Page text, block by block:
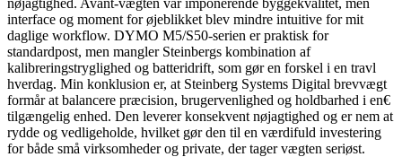
interface og moment for øjeblikket blev mindre intuitive for mit
daglige workflow. DYMO M5/S50-serien er praktisk for
standardpost, men mangler Steinbergs kombination af
kalibreringstryglighed og batteridrift, som gør en forskel i en travl
hverdag. Min konklusion er, at Steinberg Systems Digital brevvægt
formår at balancere præcision, brugervenlighed og holdbarhed i en€
tilgængelig enhed. Den leverer konsekvent nøjagtighed og er nem at
rydde og vedligeholde, hvilket gør den til en værdifuld investering
for både små virksomheder og private, der tager vægten seriøst.